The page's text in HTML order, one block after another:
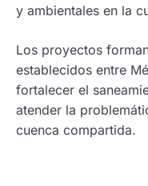
y ambientales en la
Los proyectos
establecidos entre
fortalecer el
atender la
cuenca compartida.